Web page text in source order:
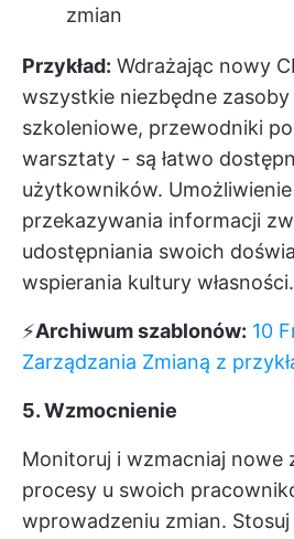
zmian
Przykład: Wdrażając nowy
wszystkie niezbędne
szkoleniowe, przewodniki
warsztaty - są łatwo
użytkowników.
przekazywania informacji
udostępniania swoich
wspierania kultury własności.
⚡️Archiwum szablonów: 10
Zarządzania Zmianą z
5. Wzmocnienie
Monitoruj i wzmacniaj nowe
procesy u swoich
wprowadzeniu zmian.